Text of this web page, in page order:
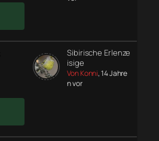
Sibirische Erlenze
isige
Von Konni, 14 Jahre
n vor